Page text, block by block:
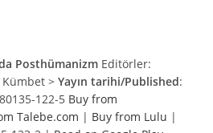
Posthümanizm Editörler:
Kümbet >Yayın tarihi/Published:
122-5 Buy from
Talebe.com | Buy from Lulu |